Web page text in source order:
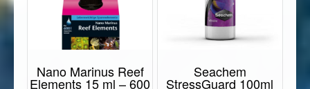
Nano Marinus Reef
Elements 15 ml – 600
Seachem
StressGuard 100ml